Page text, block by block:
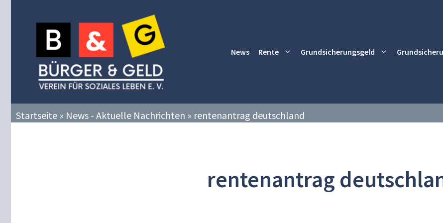
News Rente Grundsicherungsgeld
Startseite » News - Aktuelle Nachrichten » rentenantrag deutschland
rentenantrag